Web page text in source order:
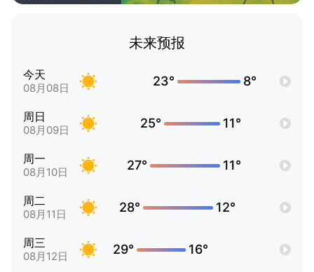
未来预报
今天
08月08日 23° 8°
周日
08月09日 25° 11°
周一
08月10日 27° 11°
周二
08月11日 28° 12°
周三
08月12日 29° 16°